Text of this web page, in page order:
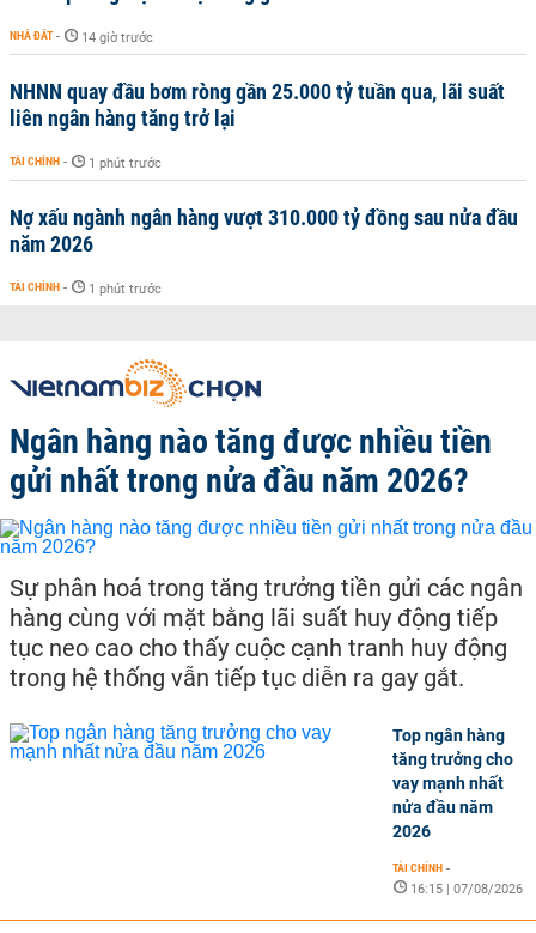
NHÀ ĐẤT - 14 giờ trước
NHNN quay đầu bơm ròng gần 25.000 tỷ tuần qua, lãi suất
liên ngân hàng tăng trở lại
TÀI CHÍNH - 1 phút trước
Nợ xấu ngành ngân hàng vượt 310.000 tỷ đồng sau nửa đầu
năm 2026
TÀI CHÍNH - 1 phút trước
Ngân hàng nào tăng được nhiều tiền
gửi nhất trong nửa đầu năm 2026?
Sự phân hoá trong tăng trưởng tiền gửi các ngân
hàng cùng với mặt bằng lãi suất huy động tiếp
tục neo cao cho thấy cuộc cạnh tranh huy động
trong hệ thống vẫn tiếp tục diễn ra gay gắt.
Top ngân hàng
tăng trưởng cho
vay mạnh nhất
nửa đầu năm
2026
TÀI CHÍNH -
16:15 | 07/08/2026